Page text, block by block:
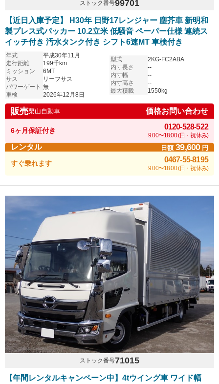
ストック番号99701
【近日入庫予定】 H30年 日野17レンジャー 塵芥車 新明和
製プレス式パッカー 10.2立米 低騒音 ペーパー仕様 連続ス
イッチ付き 汚水タンク付き シフト6速MT 車検付き
年式
平成30年11月
走行距離
199千km
ミッション
6MT
サス
リーフサス
パワーゲート 無
車検
2026年12月8日
型式
2KG-FC2ABA
内寸長さ
--
内寸幅
--
内寸高さ
--
最大積載
1550kg
販売栗山自動車 価格お問い合わせ
6ヶ月保証付き 0120-528-522
9:00〜18:00 (日・祝休み)
レンタル 日額39,600円
すぐ乗れます 0467-55-8195
9:00〜18:00 (日・祝休み)
ストック番号71015
【年間レンタルキャンペーン中】4tウイング車 ワイド幅